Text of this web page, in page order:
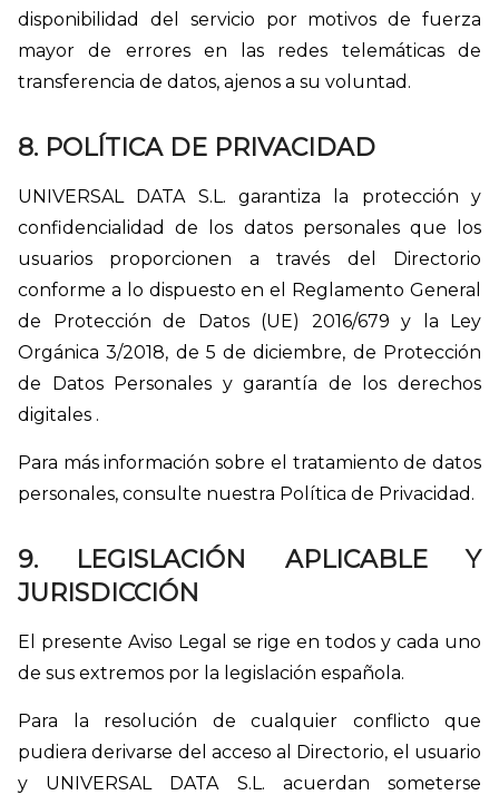
disponibilidad del servicio por motivos de fuerza
mayor de errores en las redes telemáticas de
transferencia de datos, ajenos a su voluntad.
8. POLÍTICA DE PRIVACIDAD
UNIVERSAL DATA S.L. garantiza la protección y
confidencialidad de los datos personales que los
usuarios proporcionen a través del Directorio
conforme a lo dispuesto en el Reglamento General
de Protección de Datos (UE) 2016/679 y la Ley
Orgánica 3/2018, de 5 de diciembre, de Protección
de Datos Personales y garantía de los derechos
digitales .
Para más información sobre el tratamiento de datos
personales, consulte nuestra Política de Privacidad.
9. LEGISLACIÓN APLICABLE Y
JURISDICCIÓN
El presente Aviso Legal se rige en todos y cada uno
de sus extremos por la legislación española.
Para la resolución de cualquier conflicto que
pudiera derivarse del acceso al Directorio, el usuario
y UNIVERSAL DATA S.L. acuerdan someterse